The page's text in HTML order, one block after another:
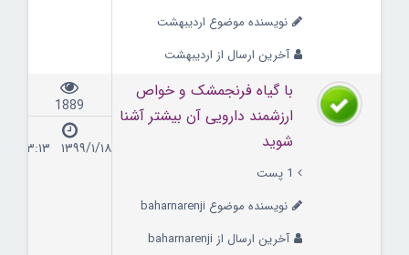
نویسنده موضوع اردیبهشت
آخرین ارسال از اردیبهشت
با گیاه فرنجمشک و خواص
ارزشمند دارویی آن بیشتر آشنا
شوید
1 پست
نویسنده موضوع baharnarenji
آخرین ارسال از baharnarenji
1889
۱۳۹۹/۱/۱۸ ۱۳:۱۳